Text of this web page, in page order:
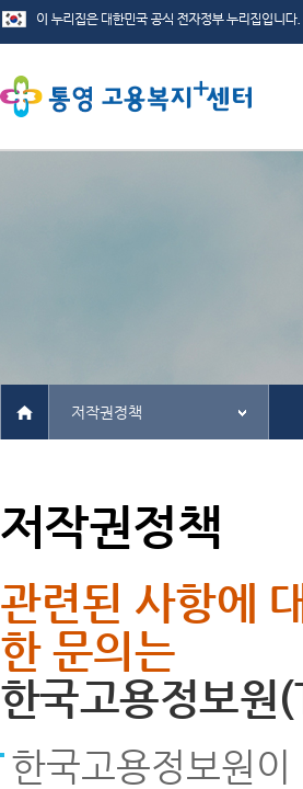
저작권정책
저작권정책
관련된 사항에
한 문의는
한국고용정보
한국고용정보원